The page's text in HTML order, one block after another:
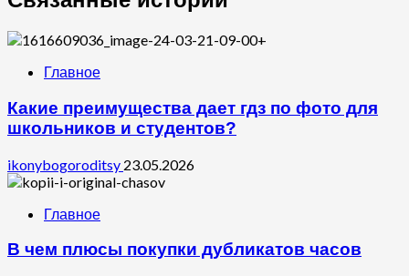
Главное
Какие преимущества дает гдз по фото для
школьников и студентов?
ikonybogoroditsy 23.05.2026
Главное
В чем плюсы покупки дубликатов часов